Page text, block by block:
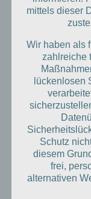
Di
Mi
Do
Wir
Erfolgreicher
mittels dieser
Wir haben als
zahlreiche
lückenlosen
Schutz
diesem
frei,
alternativen